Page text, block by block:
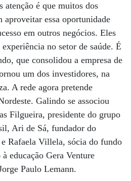
atenção é que muitos dos
aproveitar essa oportunidade
em outros negócios. Eles
no setor de saúde. É
que consolidou a empresa de
um dos investidores, na
A rede agora pretende
Galindo se associou
Filgueira, presidente do grupo
Ari de Sá, fundador do
Rafaela Villela, sócia do fundo
educação Gera Venture
Paulo Lemann.